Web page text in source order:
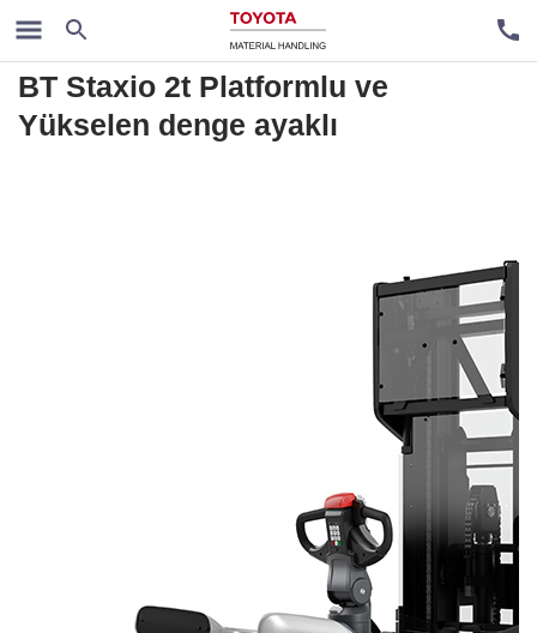
Akülü İstifleme Makineleri
BT Staxio 2t Platformlu ve
Yükselen denge ayaklı